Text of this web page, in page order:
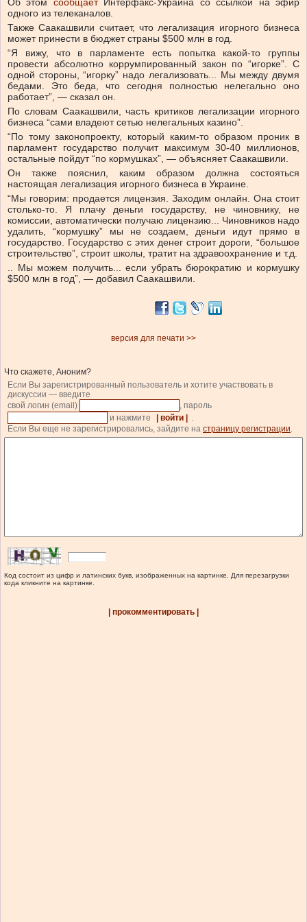
Об этом сообщает Интерфакс-Украина со ссылкой на эфир
одного из телеканалов.
Также Саакашвили считает, что легализация игорного бизнеса
может принести в бюджет страны $500 млн в год.
“Я вижу, что в парламенте есть попытка какой-то группы
провести абсолютно коррумпированный закон по “игорке”. С
одной стороны, “игорку” надо легализовать... Мы между двумя
бедами. Это беда, что сегодня полностью нелегально оно
работает”, — сказал он.
По словам Саакашвили, часть критиков легализации игорного
бизнеса “сами владеют сетью нелегальных казино”.
“По тому законопроекту, который каким-то образом проник в
парламент государство получит максимум 30-40 миллионов,
остальные пойдут “по кормушках”, — объясняет Саакашвили.
Он также пояснил, каким образом должна состояться
настоящая легализация игорного бизнеса в Украине.
“Мы говорим: продается лицензия. Заходим онлайн. Она стоит
столько-то. Я плачу деньги государству, не чиновнику, не
комиссии, автоматически получаю лицензию... Чиновников надо
удалить, “кормушку” мы не создаем, деньги идут прямо в
государство. Государство с этих денег строит дороги, “большое
строительство”, строит школы, тратит на здравоохранение и т.д.
.. Мы можем получить... если убрать бюрократию и кормушку
$500 млн в год”, — добавил Саакашвили.
версия для печати >>
Что скажете, Аноним?
Если Вы зарегистрированный пользователь и хотите участвовать в
дискуссии — введите
свой логин (email)
, пароль
и нажмите
| войти |
.
Если Вы еще не зарегистрировались, зайдите на страницу регистрации.
Код состоит из цифр и латинских букв, изображенных на картинке. Для перезагрузки
кода кликните на картинке.
| прокомментировать |